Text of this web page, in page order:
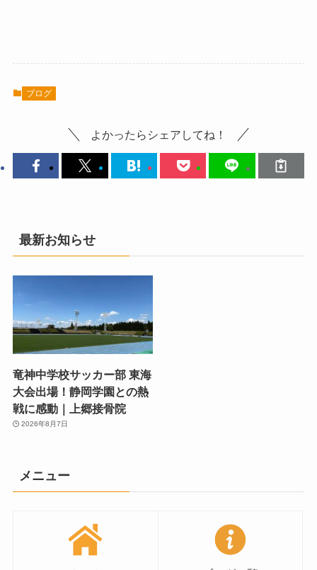
ブログ
よかったらシェアしてね！
最新お知らせ
竜神中学校サッカー部 東海
大会出場！静岡学園との熱
戦に感動｜上郷接骨院
2026年8月7日
メニュー